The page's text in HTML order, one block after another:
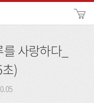
사랑하다_
)